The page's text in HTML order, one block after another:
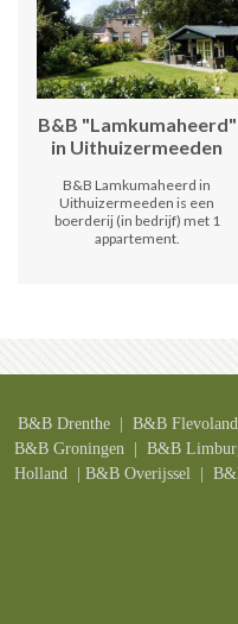
B&B "Lamkumaheerd"
in Uithuizermeeden
B&B Lamkumaheerd in
Uithuizermeeden is een
boerderij (in bedrijf) met 1
appartement.
B&B Drenthe| B&B Flevoland
B&B Groningen| B&B L
Holland | B&B Overijssel |